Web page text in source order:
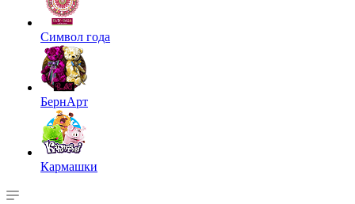
Символ года
БернАрт
Кармашки